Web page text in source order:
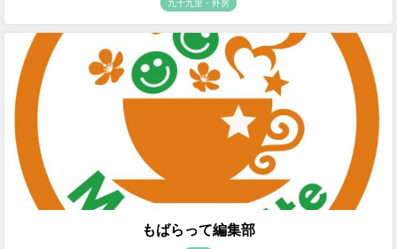
九十九里・外房
もばらって編集部